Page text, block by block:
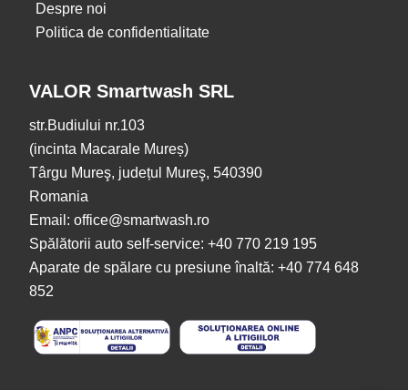
Despre noi
Politica de confidentialitate
VALOR Smartwash SRL
str.Budiului nr.103
(incinta Macarale Mureș)
Târgu Mureş, județul Mureş, 540390
Romania
Email: office@smartwash.ro
Spălătorii auto self-service: +40 770 219 195
Aparate de spălare cu presiune înaltă: +40 774 648
852